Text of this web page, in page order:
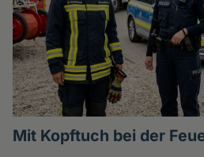
Mit Kopftuch bei der